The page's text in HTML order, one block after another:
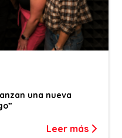
una nueva
Leer más